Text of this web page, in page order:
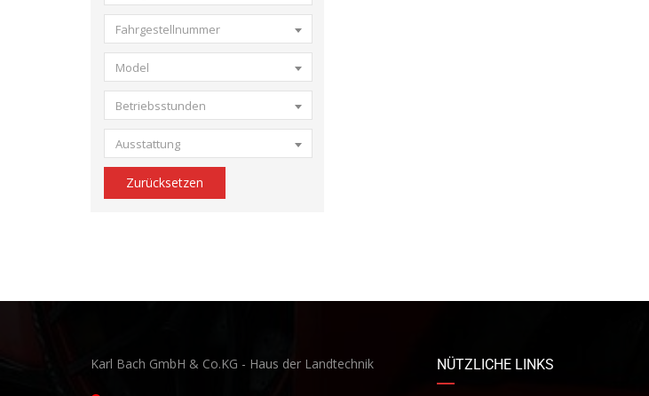
Fahrgestellnummer
Model
Betriebsstunden
Ausstattung
Zurücksetzen
Karl Bach GmbH & Co.KG - Haus der Landtechnik NÜTZLICHE LINKS